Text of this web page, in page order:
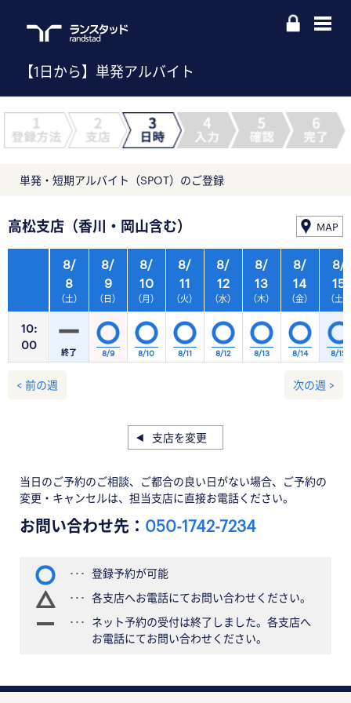
【1日から】単発アルバイト
単発・短期アルバイト（SPOT）のご登録
高松支店（香川・岡山含む） MAP
10:
00
8/
8
（土）
8/
9
（日）
8/
10
（月）
8/
11
（火）
8/
12
（水）
8/
13
（木）
8/
14
（金）
終了 8/9 8/10 8/11 8/12 8/13 8/14
8/
15
（土）
8/15
< 前の週 次の週 >
支店を変更
当日のご予約のご相談、ご都合の良い日がない場合、ご予約の
変更・キャンセルは、担当支店に直接お電話ください。
お問い合わせ先： 050-1742-7234
登録予約が可能
各支店へお電話にてお問い合わせください。
ネット予約の受付は終了しました。各支店へ
お電話にてお問い合わせください。